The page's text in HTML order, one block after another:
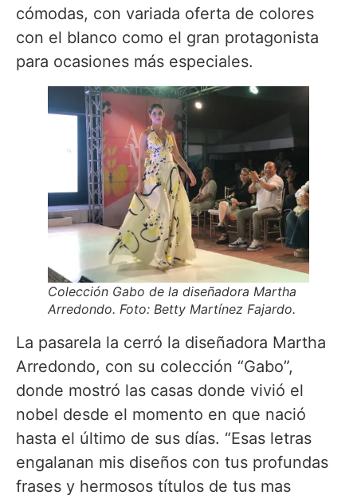
cómodas, con variada oferta de colores
con el blanco como el gran protagonista
para ocasiones más especiales.
Colección Gabo de la diseñadora Martha
Arredondo. Foto: Betty Martínez Fajardo.
La pasarela la cerró la diseñadora Martha
Arredondo, con su colección “Gabo”,
donde mostró las casas donde vivió el
nobel desde el momento en que nació
hasta el último de sus días. “Esas letras
engalanan mis diseños con tus profundas
frases y hermosos títulos de tus mas